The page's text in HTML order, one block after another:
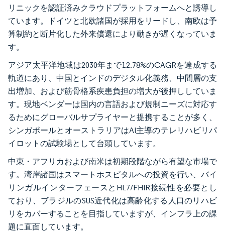
リニックを認証済みクラウドプラットフォームへと誘導し
ています。ドイツと北欧諸国が採用をリードし、南欧は予
算制約と断片化した外来償還により動きが遅くなっていま
す。
アジア太平洋地域は2030年まで12.78%のCAGRを達成する
軌道にあり、中国とインドのデジタル化義務、中間層の支
出増加、および筋骨格系疾患負担の増大が後押ししていま
す。現地ベンダーは国内の言語および規制ニーズに対応す
るためにグローバルサプライヤーと提携することが多く、
シンガポールとオーストラリアはAI主導のテレリハビリパ
イロットの試験場として台頭しています。
中東・アフリカおよび南米は初期段階ながら有望な市場で
す。湾岸諸国はスマートホスピタルへの投資を行い、バイ
リンガルインターフェースとHL7/FHIR接続性を必要とし
ており、ブラジルのSUS近代化は高齢化する人口のリハビ
リをカバーすることを目指していますが、インフラ上の課
題に直面しています。